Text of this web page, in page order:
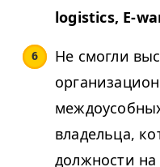
logistics, E-
Не смогли
владельца,
должности